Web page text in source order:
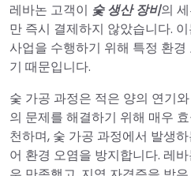
레바논 고객이 숯 생산 장비의
만 즉시 결제하지 않았습니다.
사업을 수행하기 위해 특정 환
기 때문입니다.
숯 가공 과정은 적은 양의 연기
의 문제를 해결하기 위해 매우
천하며, 숯 가공 과정에서 발생
어 환경 오염을 방지합니다. 레